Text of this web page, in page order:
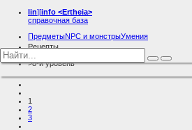
lin][info <Ertheia>
справочная база
ПредметыNPC и монстрыУмения
Рецепты
8-й уровень
1
2
3